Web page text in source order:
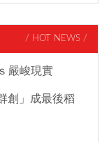
/ HOT NEWS /
嚴峻現實
創」成最後稻